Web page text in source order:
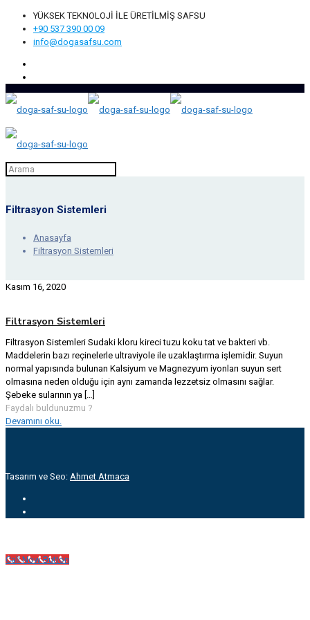
YÜKSEK TEKNOLOJİ İLE ÜRETİLMİŞ SAFSU
+90 537 390 00 09
info@dogasafsu.com
Filtrasyon Sistemleri
Anasayfa
Filtrasyon Sistemleri
Kasım 16, 2020
Filtrasyon Sistemleri
Filtrasyon Sistemleri Sudaki kloru kireci tuzu koku tat ve bakteri vb.
Maddelerin bazı reçinelerle ultraviyole ile uzaklaştırma işlemidir. Suyun
normal yapısında bulunan Kalsiyum ve Magnezyum iyonları suyun sert
olmasına neden olduğu için aynı zamanda lezzetsiz olmasını sağlar.
Şebeke sularının ya […]
Faydalı buldunuzmu ?
Devamını oku.
Tasarım ve Seo: Ahmet Atmaca
Call Now Button